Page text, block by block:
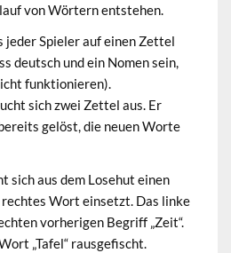
von Wörtern entstehen.
jeder Spieler auf einen Zettel
deutsch und ein Nomen sein,
funktionieren).
sich zwei Zettel aus. Er
gelöst, die neuen Worte
sich aus dem Losehut einen
rechtes Wort einsetzt. Das linke
vorherigen Begriff „Zeit“.
„Tafel“ rausgefischt.